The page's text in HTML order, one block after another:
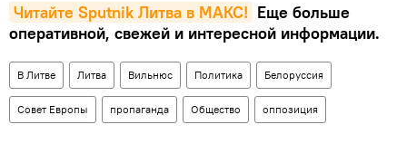
Читайте Sputnik Литва в MAКС! Еще больше
оперативной, свежей и интересной информации.
В Литве Литва Вильнюс Политика Белоруссия
Совет Европы пропаганда Общество оппозиция